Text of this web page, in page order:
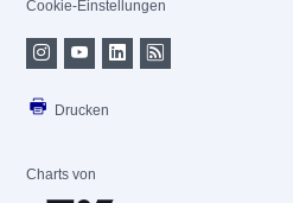
Cookie-Einstellungen
Drucken
Charts von